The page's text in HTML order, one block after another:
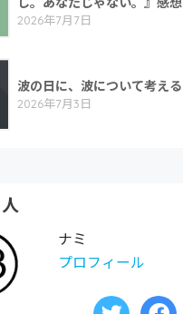
2026年7月7日
波の日に、波について考える
2026年7月3日
ナミ
プロフィール